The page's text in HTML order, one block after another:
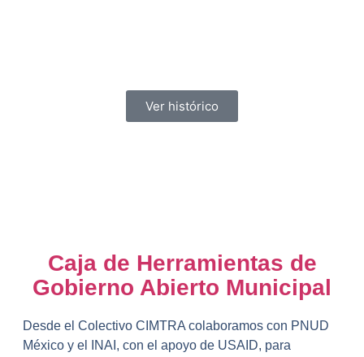
Ver histórico
Caja de Herramientas de
Gobierno Abierto Municipal
Desde el Colectivo CIMTRA colaboramos con PNUD
México y el INAI, con el apoyo de USAID, para